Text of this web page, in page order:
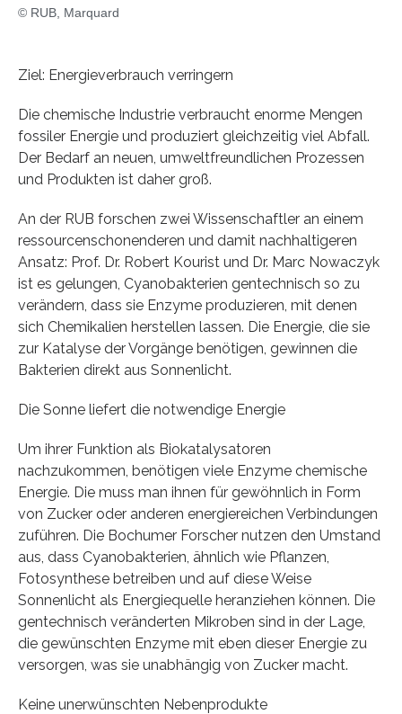
© RUB, Marquard
Ziel: Energieverbrauch verringern
Die chemische Industrie verbraucht enorme Mengen
fossiler Energie und produziert gleichzeitig viel Abfall.
Der Bedarf an neuen, umweltfreundlichen Prozessen
und Produkten ist daher groß.
An der RUB forschen zwei Wissenschaftler an einem
ressourcenschonenderen und damit nachhaltigeren
Ansatz: Prof. Dr. Robert Kourist und Dr. Marc Nowaczyk
ist es gelungen, Cyanobakterien gentechnisch so zu
verändern, dass sie Enzyme produzieren, mit denen
sich Chemikalien herstellen lassen. Die Energie, die sie
zur Katalyse der Vorgänge benötigen, gewinnen die
Bakterien direkt aus Sonnenlicht.
Die Sonne liefert die notwendige Energie
Um ihrer Funktion als Biokatalysatoren
nachzukommen, benötigen viele Enzyme chemische
Energie. Die muss man ihnen für gewöhnlich in Form
von Zucker oder anderen energiereichen Verbindungen
zuführen. Die Bochumer Forscher nutzen den Umstand
aus, dass Cyanobakterien, ähnlich wie Pflanzen,
Fotosynthese betreiben und auf diese Weise
Sonnenlicht als Energiequelle heranziehen können. Die
gentechnisch veränderten Mikroben sind in der Lage,
die gewünschten Enzyme mit eben dieser Energie zu
versorgen, was sie unabhängig von Zucker macht.
Keine unerwünschten Nebenprodukte